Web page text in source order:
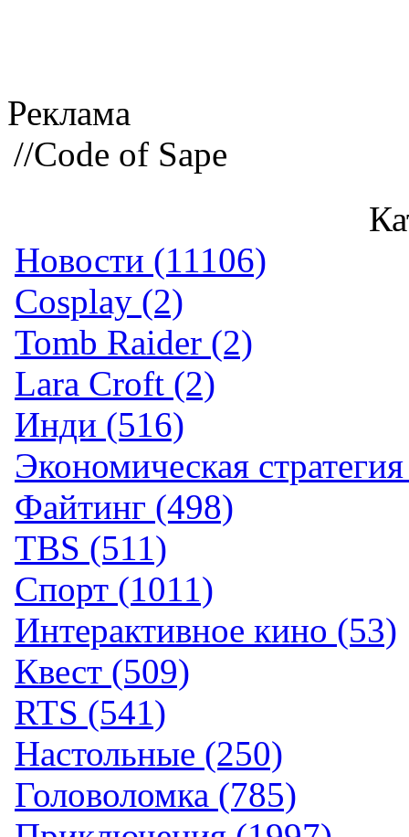
Реклама
//Code of Sape
Новости (11106)
Cosplay (2)
Tomb Raider (2)
Lara Croft (2)
Инди (516)
Экономическая
Файтинг (498)
TBS (511)
Спорт (1011)
Интерактивное кино (53)
Квест (509)
RTS (541)
Настольные (250)
Головоломка (785)